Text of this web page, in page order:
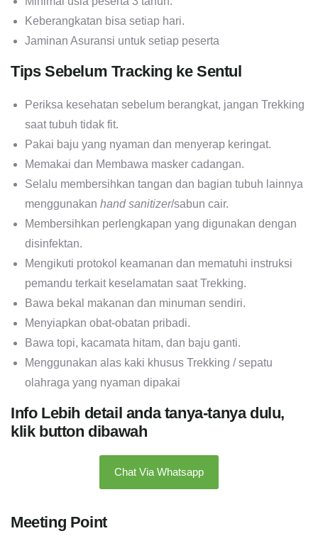
Keberangkatan bisa setiap hari.
Jaminan Asuransi untuk setiap peserta
Tips Sebelum Tracking ke Sentul
Periksa kesehatan sebelum berangkat, jangan Trekking
saat tubuh tidak fit.
Pakai baju yang nyaman dan menyerap keringat.
Memakai dan Membawa masker cadangan.
Selalu membersihkan tangan dan bagian tubuh lainnya
menggunakan hand sanitizer/sabun cair.
Membersihkan perlengkapan yang digunakan dengan
disinfektan.
Mengikuti protokol keamanan dan mematuhi instruksi
pemandu terkait keselamatan saat Trekking.
Bawa bekal makanan dan minuman sendiri.
Menyiapkan obat-obatan pribadi.
Bawa topi, kacamata hitam, dan baju ganti.
Menggunakan alas kaki khusus Trekking / sepatu
olahraga yang nyaman dipakai
Info Lebih detail anda tanya-tanya dulu,
klik button dibawah
Chat Via Whatsapp
Meeting Point